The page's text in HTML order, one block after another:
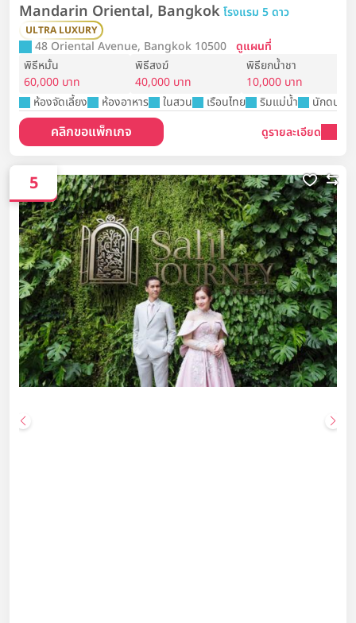
Mandarin Oriental, Bangkokโรงแรม 5 ดาว
ULTRA LUXURY
48 Oriental Avenue, Bangkok 10500 ดูแผนที่
พิธีหมั้น
60,000 บาท
พิธีสงฆ์
40,000 บาท
พิธียกน้ำชา
10,000 บาท
ห้องจัดเลี้ยง
ห้องอาหาร ในสวน เรือนไทย ริมแม่น้ำ นักดนตรี
คลิกขอแพ็กเกจ ดูรายละเอียด
5